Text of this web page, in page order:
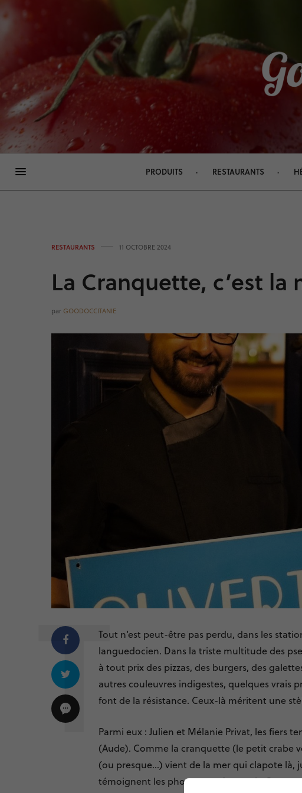
PRODUITS RESTAURANTS
RESTAURANTS 11 OCTOBRE 2024
La Cranquette, c’est la
par GOODOCCITANIE
Tout n’est peut-être pas perdu, dans les
languedocien. Dans la triste multitude des
à tout prix des pizzas, des burgers, des
autres couleuvres indigestes, quelques vrais
font de la résistance. Ceux-là méritent une
Parmi eux : Julien et Mélanie Privat, les fiers
(Aude). Comme la cranquette (le petit crabe
(ou presque…) vient de la mer qui clapote là,
témoignent les photos postées par la